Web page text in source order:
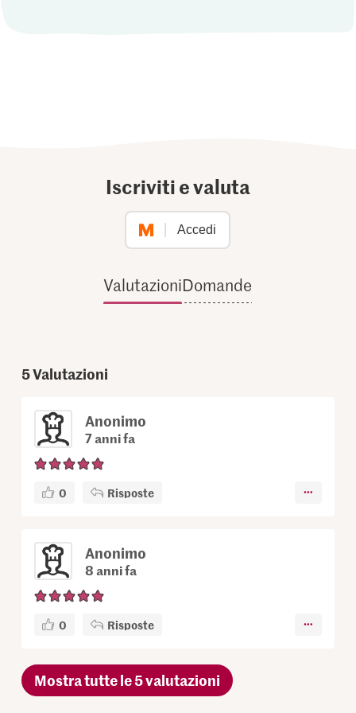
Iscriviti e valuta
Accedi
ValutazioniDomande
5Valutazioni
Anonimo
7 anni fa
0 Risposte
Anonimo
8 anni fa
0 Risposte
Mostra tutte le 5 valutazioni